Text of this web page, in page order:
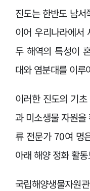
진도는 한반도 남
이어 우리나라에서
두 해역의 특성이
대와 염분대를 이루
이러한 진도의 기
과 미소생물 자원
류 전문가 70여 명
아래 해양 정화 활
국립해양생물자원